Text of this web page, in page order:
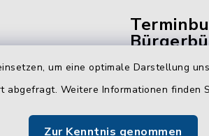
um eine optimale Darstellung
abgefragt. Weitere Informationen finden
Zur Kenntnis genommen
Vereinbaren
online Ihren